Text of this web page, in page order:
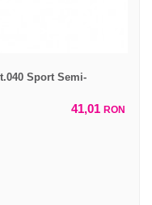
Sport Semi-
41,01 RON